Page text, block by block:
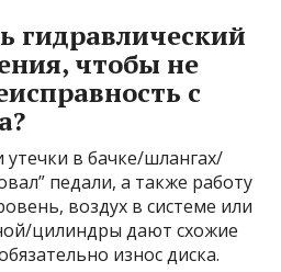
гидравлический
чтобы не
с
в бачке/шлангах/
педали, а также работу
воздух в системе или
цилиндры дают схожие
износ диска.